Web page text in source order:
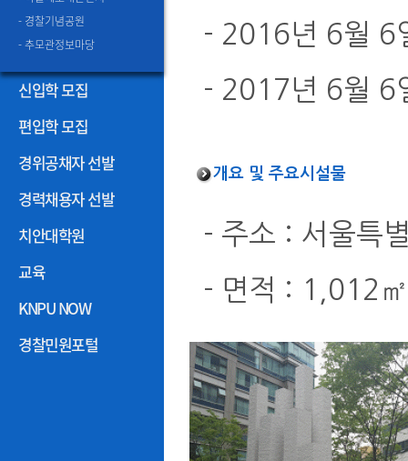
- 경찰기념공원
- 추모관정보마당
신입학 모집
편입학 모집
경위공채자 선발
경력채용자 선발
치안대학원
교육
KNPU NOW
경찰민원포털
- 2016년 6월 6
- 2017년 6월 6
개요 및 주요시설물
- 주소 : 서울특
- 면적 : 1,012㎡